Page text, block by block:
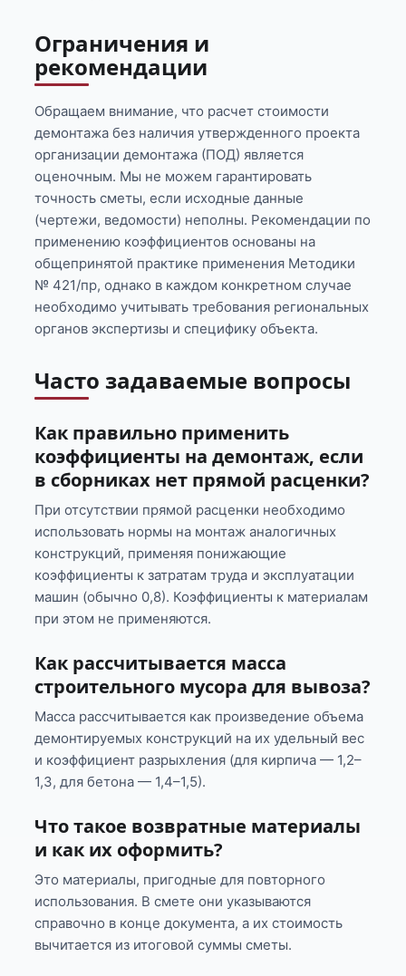
Ограничения и
рекомендации
Обращаем внимание, что расчет стоимости
демонтажа без наличия утвержденного проекта
организации демонтажа (ПОД) является
оценочным. Мы не можем гарантировать
точность сметы, если исходные данные
(чертежи, ведомости) неполны. Рекомендации по
применению коэффициентов основаны на
общепринятой практике применения Методики
№ 421/пр, однако в каждом конкретном случае
необходимо учитывать требования региональных
органов экспертизы и специфику объекта.
Часто задаваемые вопросы
Как правильно применить
коэффициенты на демонтаж, если
в сборниках нет прямой расценки?
При отсутствии прямой расценки необходимо
использовать нормы на монтаж аналогичных
конструкций, применяя понижающие
коэффициенты к затратам труда и эксплуатации
машин (обычно 0,8). Коэффициенты к материалам
при этом не применяются.
Как рассчитывается масса
строительного мусора для вывоза?
Масса рассчитывается как произведение объема
демонтируемых конструкций на их удельный вес
и коэффициент разрыхления (для кирпича — 1,2–
1,3, для бетона — 1,4–1,5).
Что такое возвратные материалы
и как их оформить?
Это материалы, пригодные для повторного
использования. В смете они указываются
справочно в конце документа, а их стоимость
вычитается из итоговой суммы сметы.